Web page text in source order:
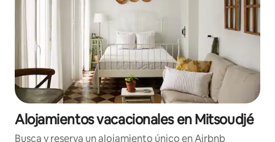
Alojamientos vacacionales en Mitsoudjé
Busca y reserva un alojamiento único en Airbnb